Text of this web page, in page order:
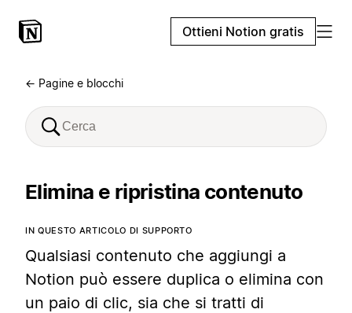
Ottieni Notion gratis
← Pagine e blocchi
Elimina e ripristina contenuto
IN QUESTO ARTICOLO DI SUPPORTO
Qualsiasi contenuto che aggiungi a
Notion può essere duplica o elimina con
un paio di clic, sia che si tratti di